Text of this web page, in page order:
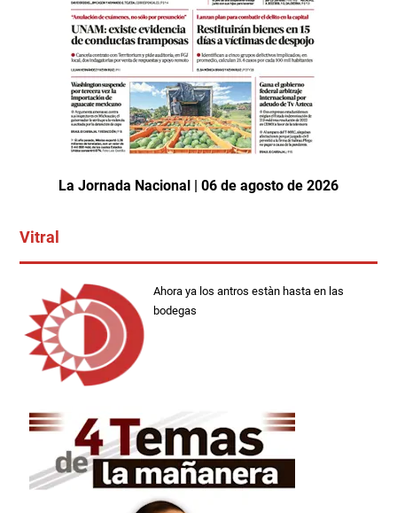
La Jornada Nacional | 06 de agosto de 2026
Vitral
Ahora ya los antros estàn hasta en las
bodegas